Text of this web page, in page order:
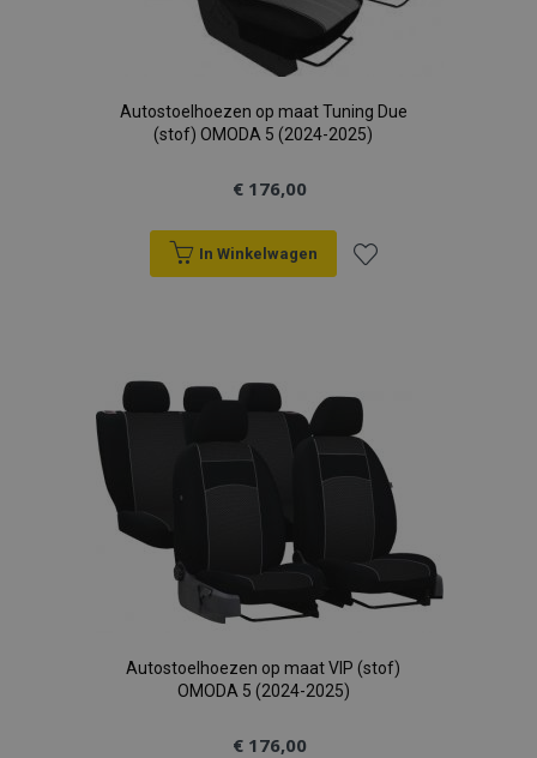
Autostoelhoezen op maat Tuning Due
(stof) OMODA 5 (2024-2025)
€ 176,00
In Winkelwagen
aan
verlanglijst
Autostoelhoezen op maat VIP (stof)
OMODA 5 (2024-2025)
€ 176,00